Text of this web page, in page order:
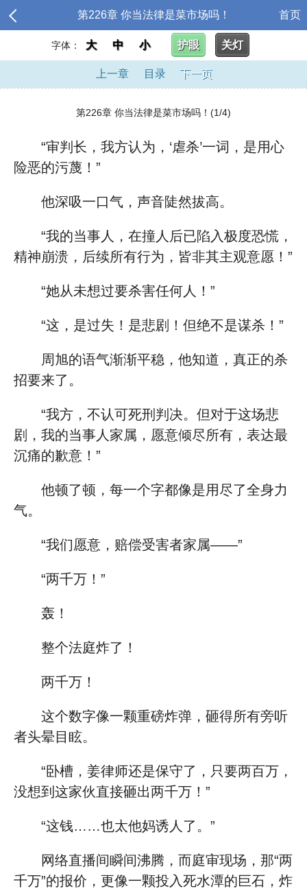
第226章 你当法律是菜市场吗！ 首页
字体： 大 中 小 护眼 关灯
上一章 目录 下一页
第226章 你当法律是菜市场吗！(1/4)
“审判长，我方认为，‘虐杀’一词，是用心
险恶的污蔑！”
他深吸一口气，声音陡然拔高。
“我的当事人，在撞人后已陷入极度恐慌，
精神崩溃，后续所有行为，皆非其主观意愿！”
“她从未想过要杀害任何人！”
“这，是过失！是悲剧！但绝不是谋杀！”
周旭的语气渐渐平稳，他知道，真正的杀
招要来了。
“我方，不认可死刑判决。但对于这场悲
剧，我的当事人家属，愿意倾尽所有，表达最
沉痛的歉意！”
他顿了顿，每一个字都像是用尽了全身力
气。
“我们愿意，赔偿受害者家属——”
“两千万！”
轰！
整个法庭炸了！
两千万！
这个数字像一颗重磅炸弹，砸得所有旁听
者头晕目眩。
“卧槽，姜律师还是保守了，只要两百万，
没想到这家伙直接砸出两千万！”
“这钱……也太他妈诱人了。”
网络直播间瞬间沸腾，而庭审现场，那“两
千万”的报价，更像一颗投入死水潭的巨石，炸